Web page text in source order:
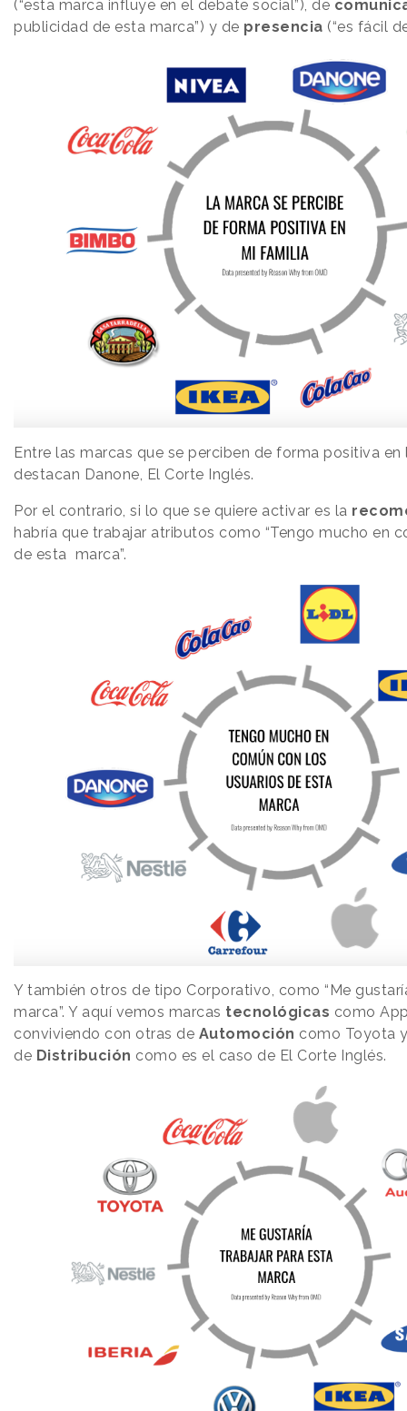
(“esta marca influye en el debate social”), de
publicidad de esta marca”) y de presencia (“es fácil
Entre las marcas que se perciben de forma positiva
destacan Danone, El Corte Inglés.
Por el contrario, si lo que se quiere activar es la
habría que trabajar atributos como “Tengo mucho en
de esta marca”.
Y también otros de tipo Corporativo, como “Me
marca”. Y aquí vemos marcas tecnológicas como
conviviendo con otras de Automoción como Toyota
de Distribución como es el caso de El Corte Inglés.